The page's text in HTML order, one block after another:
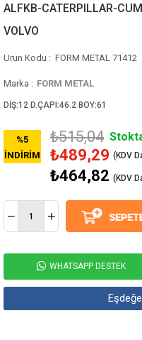
ALFKB-CATERPILLAR-
VOLVO
FORM METAL 71412
Marka : FORM METAL
DİŞ:12 D.ÇAPI:46.2 BOY:61
%5
İNDIRIM
₺515,04
₺489,29
₺464,82 (KDV
WHATSAPP DESTEK